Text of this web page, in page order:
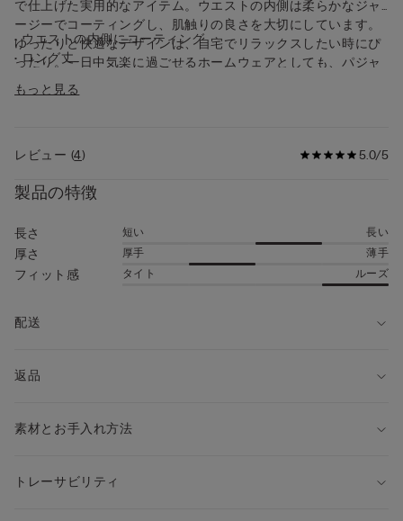
で仕上げた実用的なアイテム。ウエストの内側は柔らかなジャ
ージーでコーティングし、肌触りの良さを大切にしています。
ゆったりと快適なデザインは、自宅でリラックスしたい時にぴ
ったり。一日中気楽に過ごせるホームウェアとしても、パジャ
マとしてもお使いいただけます。
• ウエストの内側にコーティング
• ロング丈
• モデル身長185cm、Lサイズを着用
もっと見る
5.0/5
レビュー (4)
製品の特徴
長さ 短い 長い
厚さ 厚手 薄手
フィット感 タイト ルーズ
配送
返品
素材とお手入れ方法
トレーサビリティ